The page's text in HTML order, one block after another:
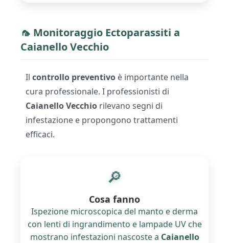
🦟 Monitoraggio Ectoparassiti a
Caianello Vecchio
Il controllo preventivo è importante nella
cura professionale. I professionisti di
Caianello Vecchio rilevano segni di
infestazione e propongono trattamenti
efficaci.
🔎
Cosa fanno
Ispezione microscopica del manto e derma
con lenti di ingrandimento e lampade UV che
mostrano infestazioni nascoste a Caianello